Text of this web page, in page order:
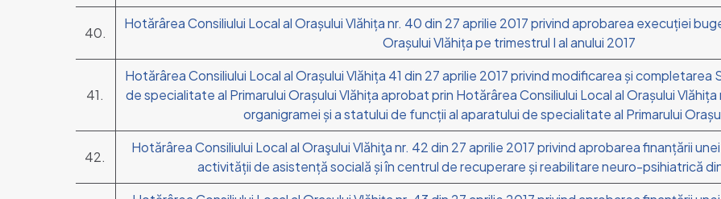
40.
Hotărârea Consiliului Local al Orașului Vlăhița nr. 40 din 27 aprilie 2017 privind aprobarea execuției
Orașului Vlăhița pe trimestrul I al anului 2017
41.
Hotărârea Consiliului Local al Orașului Vlăhița 41 din 27 aprilie 2017 privind modificarea și
de specialitate al Primarului Orașului Vlăhița aprobat prin Hotărârea Consiliului Local al Orașului
organigramei și a statului de funcții al aparatului de specialitate al Primarului
42.
Hotărârea Consiliului Local al Oraşului Vlăhiţa nr. 42 din 27 aprilie 2017 privind aprobarea finanțării
activității de asistență socială și în centrul de recuperare și reabilitare neuro-psihiatrică